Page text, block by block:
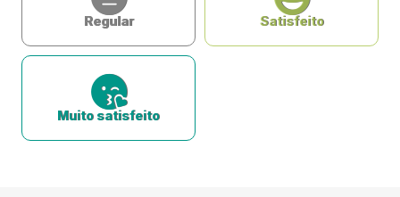
Regular Satisfeito
Muito satisfeito